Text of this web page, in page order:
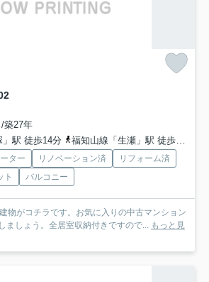
築27年
」駅 徒歩14分
福知山線「生瀬」駅 徒歩10分
ター リノベーション済
リフォーム済
ト
バルコニー
物がコチラです。お気に入りの中古マンション
ましょう。全居室収納付きですので... もっと見